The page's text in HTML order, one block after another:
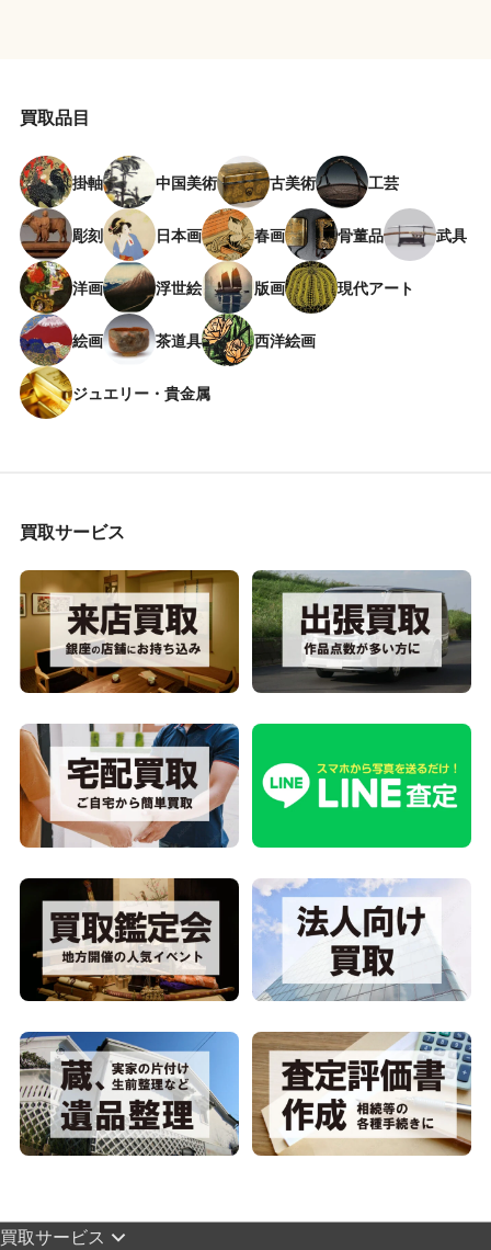
買取品目
掛軸 中国美術 古美術 工芸
彫刻 日本画 春画 骨董品 武具
洋画 浮世絵 版画 現代アート
絵画 茶道具 西洋絵画
ジュエリー・貴金属
買取サービス
買取サービス